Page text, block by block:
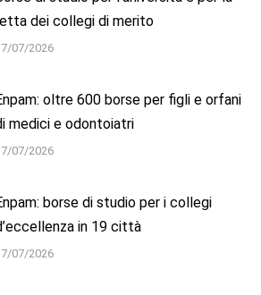
dei collegi di merito
07/2026
oltre 600 borse per figli e orfani
medici e odontoiatri
07/2026
borse di studio per i collegi
in 19 città
07/2026